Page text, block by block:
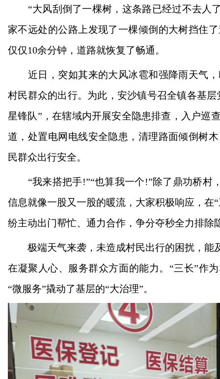
“大风刮倒了一棵树，这条路已经过不去人
家不远处的公路上发现了一棵倾倒的大树挡住
仅仅10余分钟，道路就恢复了畅通。
近日，突如其来的大风冰雹和强降雨天气，
村民群众的出行。为此，安沙镇号召全镇各基
星锋队”，在辖域内开展安全隐患排查，入户巡
道，处置电网电线安全隐患，清理路面倾倒树
民群众出行安全。
“我来搭把手!”“也算我一个!”除了鼎功桥村
信息就像一股又一股的暖流，大家积极响应，在
纷主动出门帮忙、通力合作，争分夺秒全力排除
极端天气来袭，未造成村民出行的困扰，能
在凝聚人心、服务群众方面的能力。“三长”作
“微服务”撬动了基层的“大治理”。